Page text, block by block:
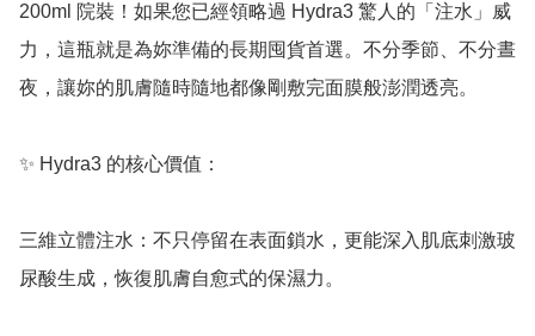
200ml 院裝！如果您已經領略過 Hydra3 驚人的「注水」威
力，這瓶就是為妳準備的長期囤貨首選。不分季節、不分晝
夜，讓妳的肌膚隨時隨地都像剛敷完面膜般澎潤透亮。
✨ Hydra3 的核心價值：
三維立體注水：不只停留在表面鎖水，更能深入肌底刺激玻
尿酸生成，恢復肌膚自愈式的保濕力。